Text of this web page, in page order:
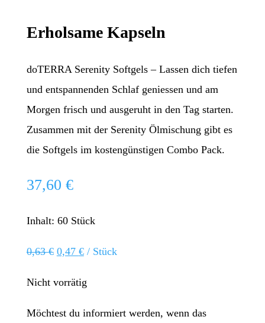
Erholsame Kapseln
doTERRA Serenity Softgels – Lassen dich tiefen
und entspannenden Schlaf geniessen und am
Morgen frisch und ausgeruht in den Tag starten.
Zusammen mit der Serenity Ölmischung gibt es
die Softgels im kostengünstigen Combo Pack.
37,60 €
Inhalt: 60 Stück
0,63€ 0,47 €/ Stück
Nicht vorrätig
Möchtest du informiert werden, wenn das